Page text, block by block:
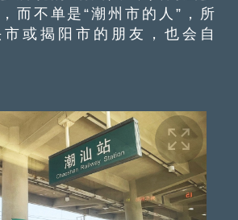
而不单是“潮州市的人”，所
或揭阳市的朋友，也会自